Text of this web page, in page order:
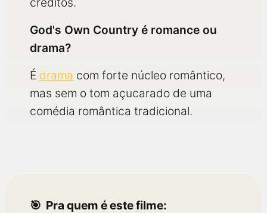
God's Own Country é romance ou
drama?
É drama com forte núcleo romântico,
mas sem o tom açucarado de uma
comédia romântica tradicional.
Pra quem é este filme: